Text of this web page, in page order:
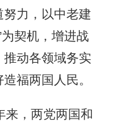
力，以中老建
契机，增进战
动各领域务实
福两国人民。
，两党两国和